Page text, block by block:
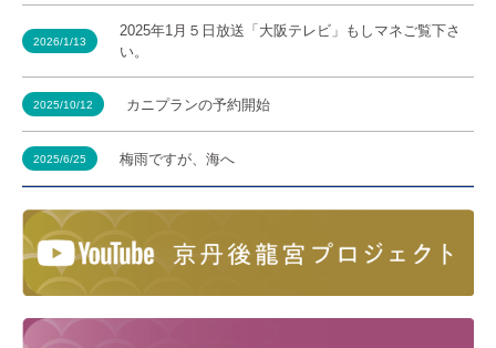
2026/1/13
2025年1月５日放送「大阪テレビ」もしマネご覧下さ
い。
2025/10/12 カニプランの予約開始
2025/6/25 梅雨ですが、海へ